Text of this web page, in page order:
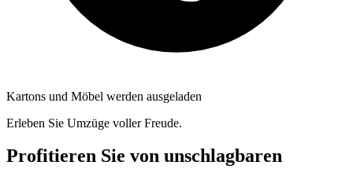
Kartons und Möbel werden ausgeladen
Erleben Sie Umzüge voller Freude.
Profitieren Sie von unschlagbaren